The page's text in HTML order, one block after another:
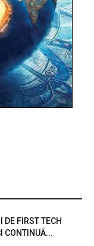
DE FIRST TECH
CONTINUĂ...